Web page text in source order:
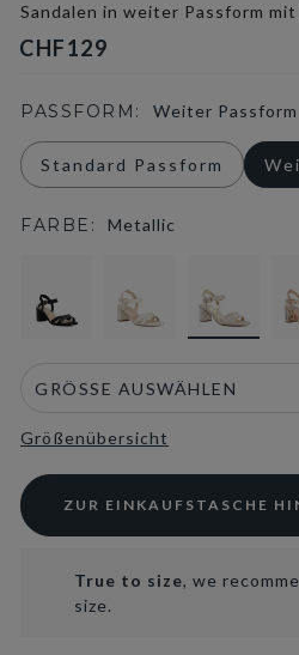
Sandalen in weiter Passform
CHF129
PASSFORM: Weiter Passform
Standard Passform
FARBE: Metallic
Größenübersicht
ZUR EINKAUFSTASCHE
True to size, we
size.